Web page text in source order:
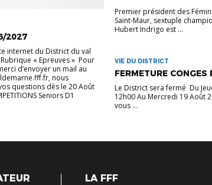
2027
internet du District du val
« Epreuves » Pour
d’envoyer un mail au
nous
questions dès le 20 Août
Seniors D1
Premier président des
Saint-Maur, sextuple
Hubert Indrigo est ...
VIE DU DISTRICT
FERMETURE CONGES
Le District sera fermé Du
12h00 Au Mercredi 19 Août
vous ...
LA FFF